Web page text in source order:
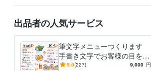
出品者の人気サービス
筆文字メニューつくります
手書き文字でお客様の目を引
くメニューを制作いたしま
5.0(227) 9,000 円